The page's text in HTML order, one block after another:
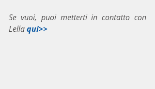
Se vuoi, puoi metterti in contatto con
Lella qui>>